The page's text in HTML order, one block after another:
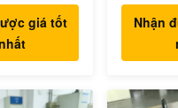
Máy bơm
OEM
B0600-
mini
giá tốt
230F
lịch
18076
RC157-
Nhận